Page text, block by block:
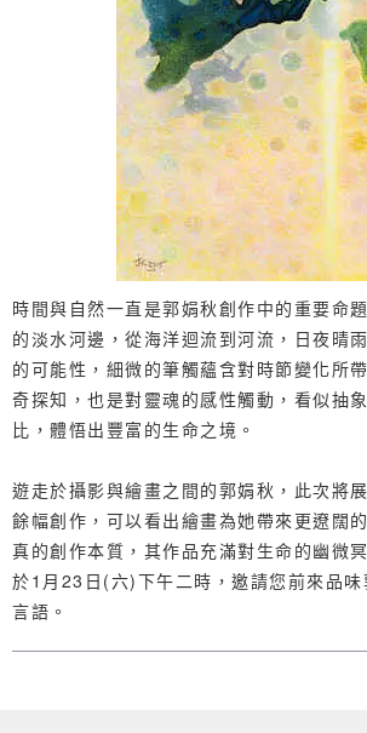
時間與自然一直是郭娟秋創作中的重要命
的淡水河邊，從海洋迴流到河流，日夜晴
的可能性，細微的筆觸蘊含對時節變化所
奇探知，也是對靈魂的感性觸動，看似抽
比，體悟出豐富的生命之境。
遊走於攝影與繪畫之間的郭娟秋，此次將
餘幅創作，可以看出繪畫為她帶來更遼闊
真的創作本質，其作品充滿對生命的幽微
於1月23日(六)下午二時，邀請您前來品
言語。